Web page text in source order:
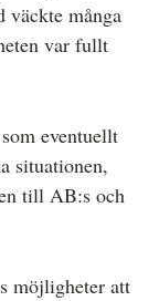
väckte många
var fullt
eventuellt
situationen,
till AB:s och
möjligheter att